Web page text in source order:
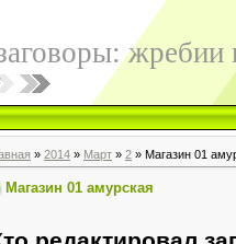
жребии
» 2014 » Март » 2 » Магазин 01
Магазин 01 амурская